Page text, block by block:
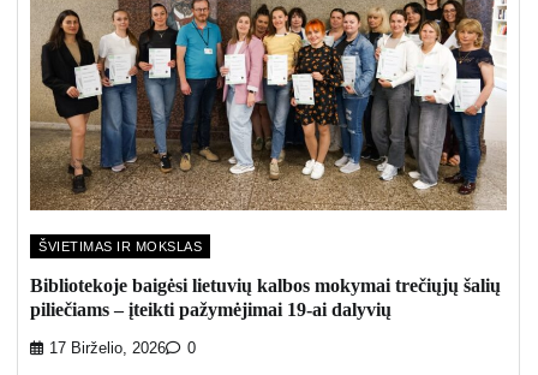
ŠVIETIMAS IR MOKSLAS
Bibliotekoje baigėsi lietuvių kalbos mokymai trečiųjų šalių
piliečiams – įteikti pažymėjimai 19-ai dalyvių
17 Birželio, 2026 0